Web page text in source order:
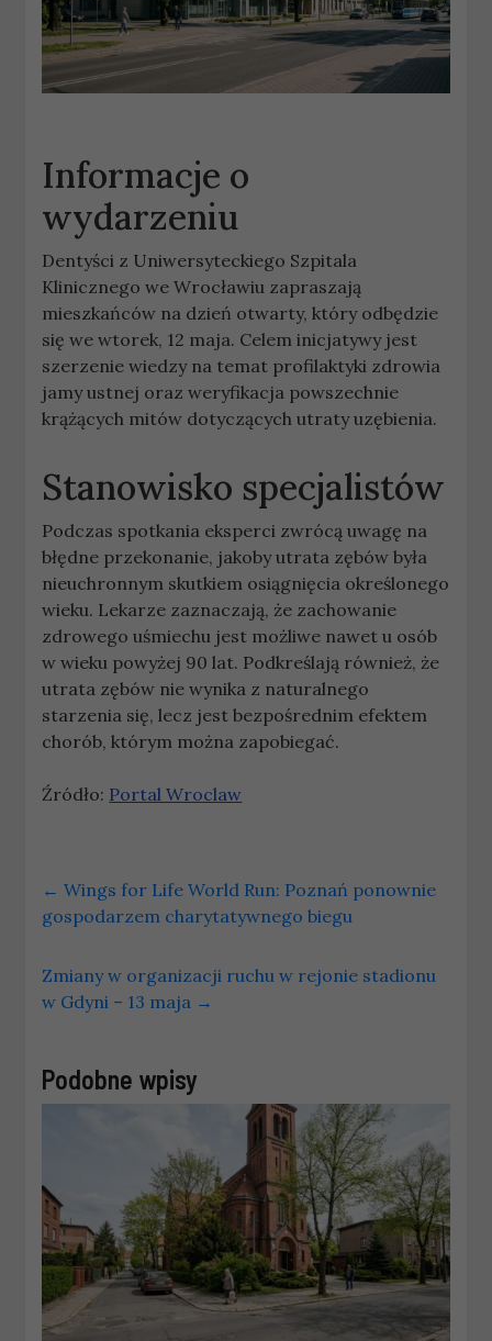
Informacje o
wydarzeniu
Dentyści z Uniwersyteckiego Szpitala
Klinicznego we Wrocławiu zapraszają
mieszkańców na dzień otwarty, który odbędzie
się we wtorek, 12 maja. Celem inicjatywy jest
szerzenie wiedzy na temat profilaktyki zdrowia
jamy ustnej oraz weryfikacja powszechnie
krążących mitów dotyczących utraty uzębienia.
Stanowisko specjalistów
Podczas spotkania eksperci zwrócą uwagę na
błędne przekonanie, jakoby utrata zębów była
nieuchronnym skutkiem osiągnięcia określonego
wieku. Lekarze zaznaczają, że zachowanie
zdrowego uśmiechu jest możliwe nawet u osób
w wieku powyżej 90 lat. Podkreślają również, że
utrata zębów nie wynika z naturalnego
starzenia się, lecz jest bezpośrednim efektem
chorób, którym można zapobiegać.
Źródło: Portal Wroclaw
← Wings for Life World Run: Poznań ponownie
gospodarzem charytatywnego biegu
Zmiany w organizacji ruchu w rejonie stadionu
w Gdyni – 13 maja →
Podobne wpisy